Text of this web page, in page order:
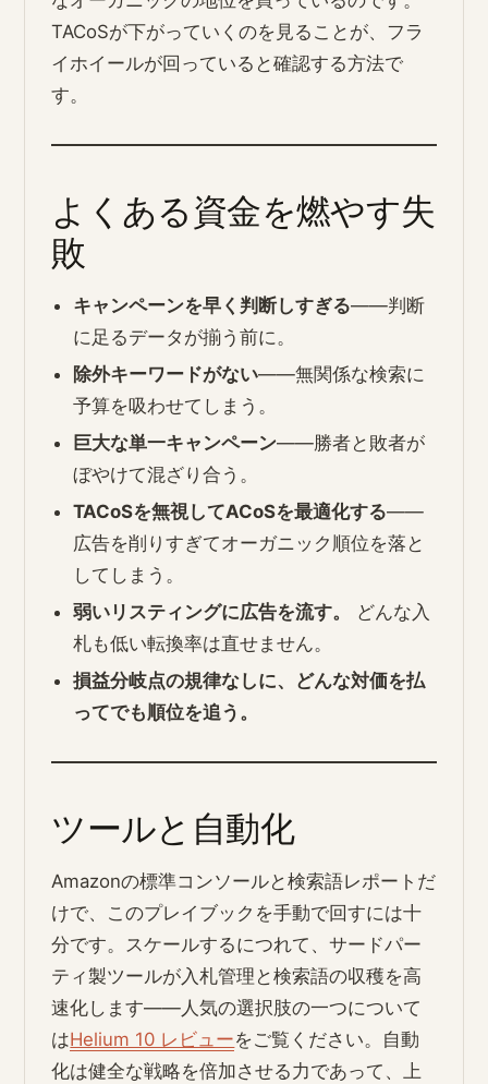
TACoSが下がっていくのを見ることが、フラ
イホイールが回っていると確認する方法で
す。
よくある資金を燃やす失
敗
キャンペーンを早く判断しすぎる――判断
に足るデータが揃う前に。
除外キーワードがない――無関係な検索に
予算を吸わせてしまう。
巨大な単一キャンペーン――勝者と敗者が
ぼやけて混ざり合う。
TACoSを無視してACoSを最適化する――
広告を削りすぎてオーガニック順位を落と
してしまう。
弱いリスティングに広告を流す。
どんな入
札も低い転換率は直せません。
損益分岐点の規律なしに、どんな対価を払
ってでも順位を追う。
ツールと自動化
Amazonの標準コンソールと検索語レポートだ
けで、このプレイブックを手動で回すには十
分です。スケールするにつれて、サードパー
ティ製ツールが入札管理と検索語の収穫を高
速化します――人気の選択肢の一つについて
はHelium 10 レビューをご覧ください。自動
化は健全な戦略を倍加させる力であって、上